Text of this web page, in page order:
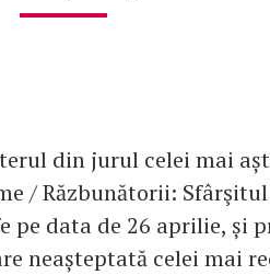
din jurul celei mai
/ Răzbunătorii:
pe data de 26 aprilie, și
neașteptată celei mai